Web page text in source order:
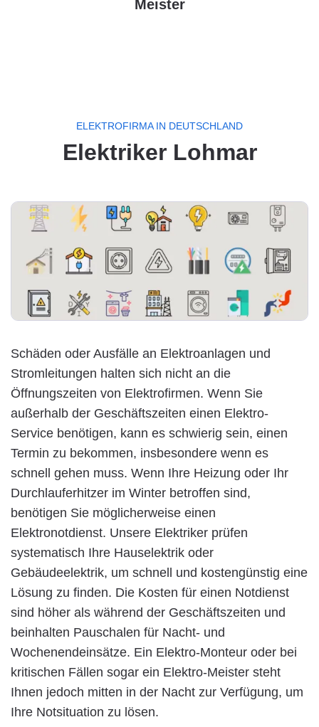
Meister
ELEKTROFIRMA IN DEUTSCHLAND
Elektriker Lohmar
Schäden oder Ausfälle an Elektroanlagen und
Stromleitungen halten sich nicht an die
Öffnungszeiten von Elektrofirmen. Wenn Sie
außerhalb der Geschäftszeiten einen Elektro-
Service benötigen, kann es schwierig sein, einen
Termin zu bekommen, insbesondere wenn es
schnell gehen muss. Wenn Ihre Heizung oder Ihr
Durchlauferhitzer im Winter betroffen sind,
benötigen Sie möglicherweise einen
Elektronotdienst. Unsere Elektriker prüfen
systematisch Ihre Hauselektrik oder
Gebäudeelektrik, um schnell und kostengünstig eine
Lösung zu finden. Die Kosten für einen Notdienst
sind höher als während der Geschäftszeiten und
beinhalten Pauschalen für Nacht- und
Wochenendeinsätze. Ein Elektro-Monteur oder bei
kritischen Fällen sogar ein Elektro-Meister steht
Ihnen jedoch mitten in der Nacht zur Verfügung, um
Ihre Notsituation zu lösen.